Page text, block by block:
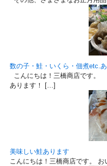
数の子・鮭・いくら・佃煮etc.あ
こんにちは！三橋商店です
あります！ […]
美味しい鮭あります
こんにちは！三橋商店です。